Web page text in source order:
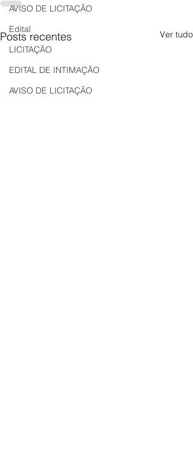
AVISO DE LICITAÇÃO
Edital
LICITAÇÃO
EDITAL DE INTIMAÇÃO
AVISO DE LICITAÇÃO
Posts recentes Ver tudo